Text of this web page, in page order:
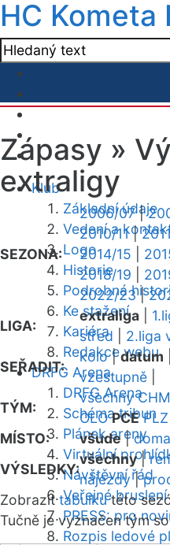
HC Kometa
Klub
Základní údaje
Vedení a
Logo
Historie
Podrobná
Ke stažení
Kariéra
Redakce webu
DRFG Arena
DRFG Arena
Schéma tribun
Plánek areny
Virtuální
Návštěvní řád
Veřejné bruslení
PRESS: pro
Rozpis ledové
Zápasy »
extraligy
SEZONA:
2006/07|
2010/11|
2014/15
2018/19
2022/23|
LIGA:
extraliga
střed
2.liga
SEŘADIT:
kolo|datum
vzestupně
TÝM:
všechny CHM
OLO PCE PLZ
MÍSTO:
všude|doma
VÝSLEDKY:
všechny|
nájezdy|
Zobrazittabulkutéto
Tučně je vyznačen tým